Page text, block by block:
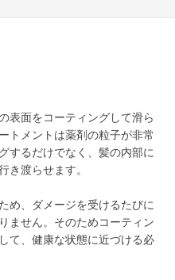
表面をコーティングして滑ら
トメントは薬剤の粒子が非常
するだけでなく、髪の内部に
き渡らせます。
め、ダメージを受けるたびに
ません。そのためコーティン
て、健康な状態に近づける必